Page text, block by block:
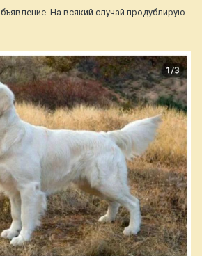
На всякий случай продублирую.